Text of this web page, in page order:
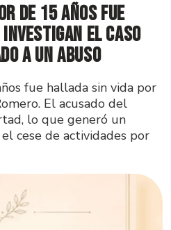
de 15 años fue
el caso
a un abuso
fue hallada sin vida por
El acusado del
lo que generó un
cese de actividades por